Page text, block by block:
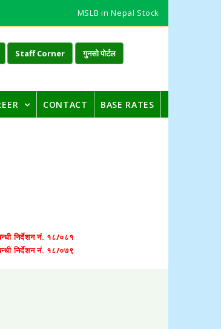
MSLB in Nepal Stock
Staff Corner गुनसो पोर्टल
CONTACT BASE RATES
निर्देशन नं. १८/०८१
निर्देशन नं. १८/०७९